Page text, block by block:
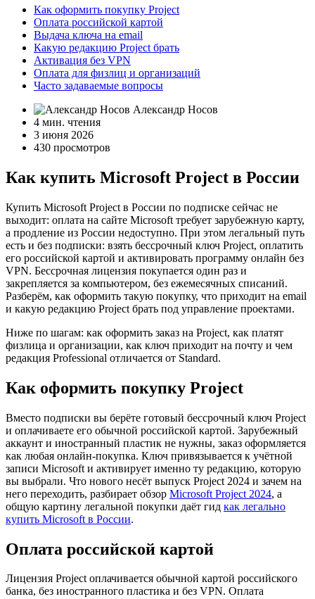
Как оформить покупку Project
Оплата российской картой
Выдача ключа на email
Какую редакцию Project брать
Активация без VPN
Оплата для физлиц и организаций
Часто задаваемые вопросы
Александр Носов
4 мин. чтения
3 июня 2026
430 просмотров
Как купить Microsoft Project в России
Купить Microsoft Project в России по подписке сейчас не
выходит: оплата на сайте Microsoft требует зарубежную карту,
а продление из России недоступно. При этом легальный путь
есть и без подписки: взять бессрочный ключ Project, оплатить
его российской картой и активировать программу онлайн без
VPN. Бессрочная лицензия покупается один раз и
закрепляется за компьютером, без ежемесячных списаний.
Разберём, как оформить такую покупку, что приходит на email
и какую редакцию Project брать под управление проектами.
Ниже по шагам: как оформить заказ на Project, как платят
физлица и организации, как ключ приходит на почту и чем
редакция Professional отличается от Standard.
Как оформить покупку Project
Вместо подписки вы берёте готовый бессрочный ключ Project
и оплачиваете его обычной российской картой. Зарубежный
аккаунт и иностранный пластик не нужны, заказ оформляется
как любая онлайн-покупка. Ключ привязывается к учётной
записи Microsoft и активирует именно ту редакцию, которую
вы выбрали. Что нового несёт выпуск Project 2024 и зачем на
него переходить, разбирает обзор Microsoft Project 2024, а
общую картину легальной покупки даёт гид как легально
купить Microsoft в России.
Оплата российской картой
Лицензия Project оплачивается обычной картой российского
банка, без иностранного пластика и без VPN. Оплата